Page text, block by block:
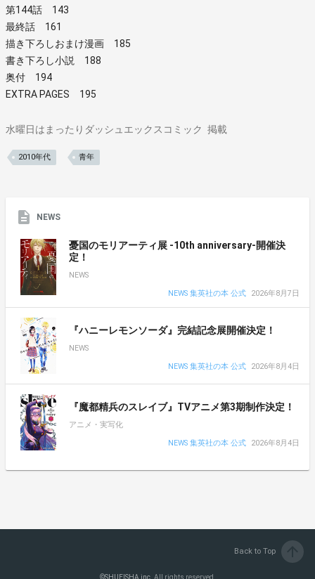
第144話 143
最終話 161
描き下ろしおまけ漫画 185
書き下ろし小説 188
奥付 194
EXTRA PAGES 195
水曜日はまったりダッシュエックスコミック 掲載
2010年代 青年
NEWS
憂国のモリアーティ展 -10th anniversary-開催決
定！
NEWS
NEWS 集英社の本 公式
2026年8月7日
『ハニーレモンソーダ』完結記念展開催決定！
NEWS
NEWS 集英社の本 公式
2026年8月4日
『魔都精兵のスレイブ』TVアニメ第3期制作決定！
アニメ・実写化
NEWS 集英社の本 公式
2026年8月4日
Back to Top
©SHUEISHA inc. All rights reserved.